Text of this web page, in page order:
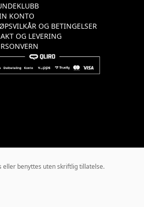
KONTO
OG BETINGELSER
OG LEVERING
eller benyttes uten skriftlig tillatelse.